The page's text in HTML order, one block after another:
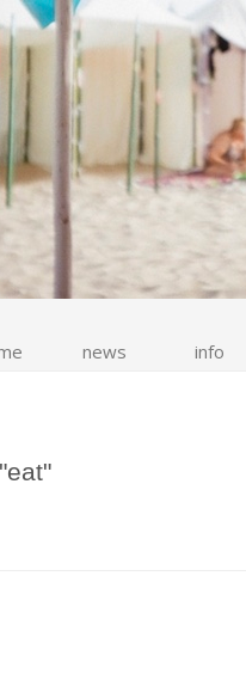
news info